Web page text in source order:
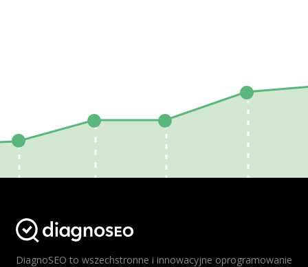
DiagnoSEO to wszechstronne i innowacyjne oprogramowanie